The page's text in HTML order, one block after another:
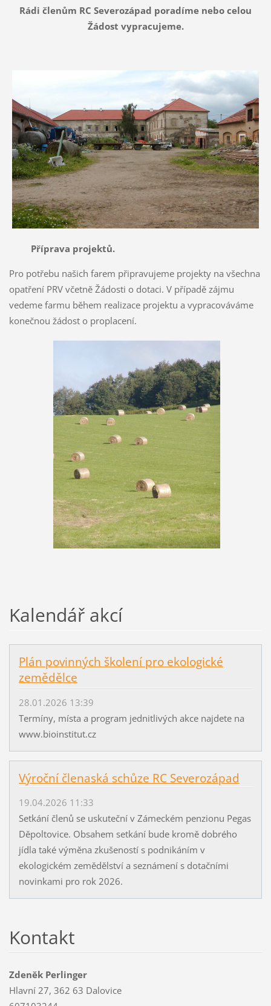
Rádi členům RC Severozápad poradíme nebo celou
Žádost vypracujeme.
Příprava projektů.
Pro potřebu našich farem připravujeme projekty na všechna
opatření PRV včetně Žádosti o dotaci. V případě zájmu
vedeme farmu během realizace projektu a vypracováváme
konečnou žádost o proplacení.
Kalendář akcí
Plán povinných školení pro ekologické
zemědělce
28.01.2026 13:39
Termíny, místa a program jednitlivých akce najdete na
www.bioinstitut.cz
Výroční členaská schůze RC Severozápad
19.04.2026 11:33
Setkání členů se uskuteční v Zámeckém penzionu Pegas
Děpoltovice. Obsahem setkání bude kromě dobrého
jídla také výměna zkušeností s podnikáním v
ekologickém zemědělství a seznámení s dotačními
novinkami pro rok 2026.
Kontakt
Zdeněk Perlinger
Hlavní 27, 362 63 Dalovice